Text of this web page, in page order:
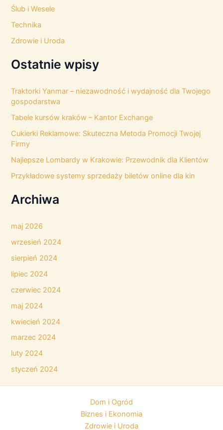
Ślub i Wesele
Technika
Zdrowie i Uroda
Ostatnie wpisy
Traktorki Yanmar – niezawodność i wydajność dla Twojego
gospodarstwa
Tabele kursów kraków – Kantor Exchange
Cukierki Reklamowe: Skuteczna Metoda Promocji Twojej
Firmy
Najlepsze Lombardy w Krakowie: Przewodnik dla Klientów
Przykładowe systemy sprzedaży biletów online dla kin
Archiwa
maj 2026
wrzesień 2024
sierpień 2024
lipiec 2024
czerwiec 2024
maj 2024
kwiecień 2024
marzec 2024
luty 2024
styczeń 2024
Dom i Ogród
Biznes i Ekonomia
Zdrowie i Uroda